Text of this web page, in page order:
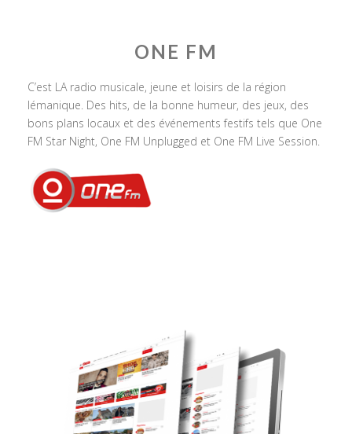
ONE FM
C’est LA radio musicale, jeune et loisirs de la région
lémanique. Des hits, de la bonne humeur, des jeux, des
bons plans locaux et des événements festifs tels que One
FM Star Night, One FM Unplugged et One FM Live Session.